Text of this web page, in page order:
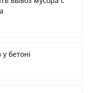
бетоні